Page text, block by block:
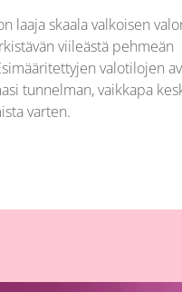
laaja skaala valkoisen
viileästä pehmeän
valotilojen
tunnelman, vaikkapa
varten.